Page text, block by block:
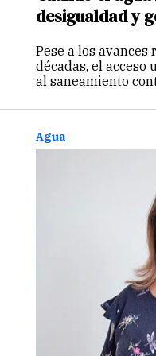
desigualdad y
Pese a los
décadas, el acceso
al saneamiento
personas aún no
Agua